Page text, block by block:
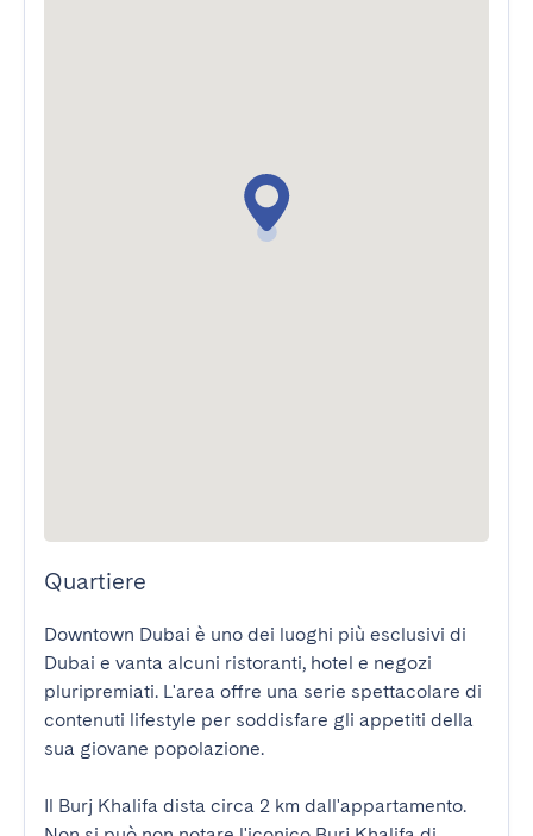
Quartiere
Downtown Dubai è uno dei luoghi più esclusivi di
Dubai e vanta alcuni ristoranti, hotel e negozi
pluripremiati. L'area offre una serie spettacolare di
contenuti lifestyle per soddisfare gli appetiti della
sua giovane popolazione.
Il Burj Khalifa dista circa 2 km dall'appartamento.